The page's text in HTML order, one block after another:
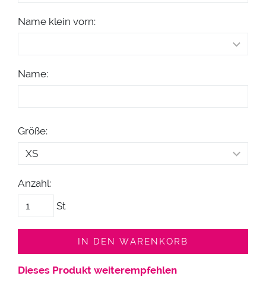
Name klein vorn:
Name:
Größe:
Anzahl:
St
IN DEN WARENKORB
Dieses Produkt weiterempfehlen